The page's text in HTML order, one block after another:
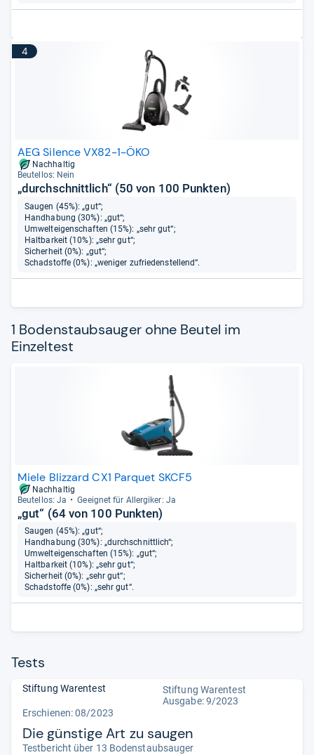
4
AEG Silence VX82-1-ÖKO
Nachhaltig
Beu­tel­los: Nein
„durchschnittlich“ (50 von 100 Punkten)
Saugen (45%): „gut“;
Handhabung (30%): „gut“;
Umwelteigenschaften (15%): „sehr gut“;
Haltbarkeit (10%): „sehr gut“;
Sicherheit (0%): „gut“;
Schadstoffe (0%): „weniger zufriedenstellend“.
1 Bodenstaubsauger ohne Beutel im
Einzeltest
Miele Blizzard CX1 Parquet SKCF5
Nachhaltig
Beu­tel­los: Ja
Geeig­net für All­er­gi­ker: Ja
„gut“ (64 von 100 Punkten)
Saugen (45%): „gut“;
Handhabung (30%): „durchschnittlich“;
Umwelteigenschaften (15%): „gut“;
Haltbarkeit (10%): „sehr gut“;
Sicherheit (0%): „sehr gut“;
Schadstoffe (0%): „sehr gut“.
Tests
Stiftung Warentest
Stiftung Warentest
Ausgabe: 9/2023
Erschienen: 08/2023
Die günstige Art zu saugen
Testbericht über 13 Bodenstaubsauger